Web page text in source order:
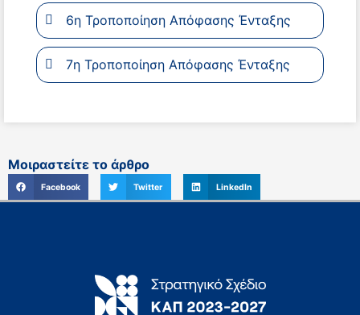
6η Τροποποίηση Απόφασης Ένταξης
7η Τροποποίηση Απόφασης Ένταξης
Μοιραστείτε το άρθρο
Facebook Twitter LinkedIn